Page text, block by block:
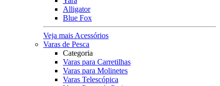
Alligator
Blue Fox
Veja mais Acessórios
Varas de Pesca
Categoria
Varas para Carretilhas
Varas para Molinetes
Varas Telescópica